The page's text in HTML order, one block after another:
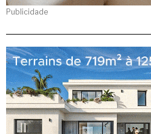
Publicidade